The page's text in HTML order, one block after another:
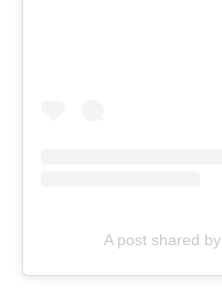
A post shared